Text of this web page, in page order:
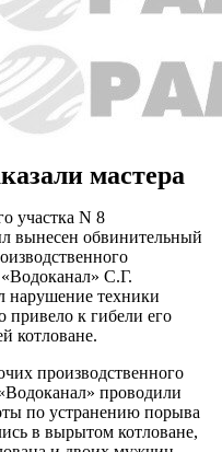
мастера
участка N 8
вынесен обвинительный
С.Г.
нарушение техники
привело к гибели его
котловане.
производственного
проводили
по устранению порыва
в вырытом котловане,